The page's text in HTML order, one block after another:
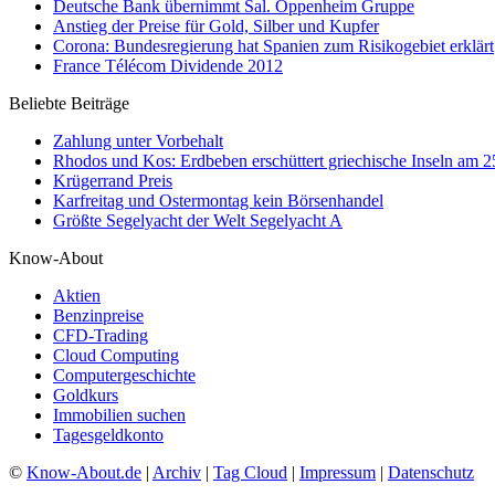
Deutsche Bank übernimmt Sal. Oppenheim Gruppe
Anstieg der Preise für Gold, Silber und Kupfer
Corona: Bundesregierung hat Spanien zum Risikogebiet erklärt
France Télécom Dividende 2012
Beliebte Beiträge
Zahlung unter Vorbehalt
Rhodos und Kos: Erdbeben erschüttert griechische Inseln am
Krügerrand Preis
Karfreitag und Ostermontag kein Börsenhandel
Größte Segelyacht der Welt Segelyacht A
Know-About
Aktien
Benzinpreise
CFD-Trading
Cloud Computing
Computergeschichte
Goldkurs
Immobilien suchen
Tagesgeldkonto
© Know-About.de | Archiv | Tag Cloud | Impressum | Datenschutz